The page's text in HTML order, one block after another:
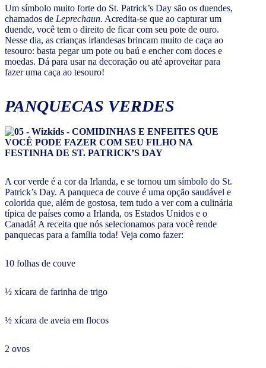
Um símbolo muito forte do St. Patrick’s Day são os duendes,
chamados de Leprechaun. Acredita-se que ao capturar um
duende, você tem o direito de ficar com seu pote de ouro.
Nesse dia, as crianças irlandesas brincam muito de caça ao
tesouro: basta pegar um pote ou baú e encher com doces e
moedas. Dá para usar na decoração ou até aproveitar para
fazer uma caça ao tesouro!
PANQUECAS VERDES
A cor verde é a cor da Irlanda, e se tornou um símbolo do St.
Patrick’s Day. A panqueca de couve é uma opção saudável e
colorida que, além de gostosa, tem tudo a ver com a culinária
típica de países como a Irlanda, os Estados Unidos e o
Canadá! A receita que nós selecionamos para você rende
panquecas para a família toda! Veja como fazer:
10 folhas de couve
½ xícara de farinha de trigo
½ xícara de aveia em flocos
2 ovos